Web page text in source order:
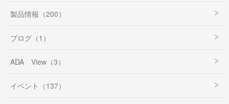
製品情報（200）
ブログ（1）
ADA View（3）
イベント（137）